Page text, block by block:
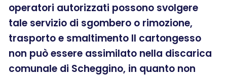
operatori autorizzati possono svolgere
tale servizio di sgombero o rimozione,
trasporto e smaltimento Il cartongesso
non può essere assimilato nella discarica
comunale di Scheggino, in quanto non